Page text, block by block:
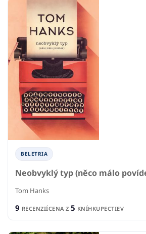
BELETRIA
Neobvyklý typ (něco málo
Tom Hanks
9 RECENZIÍCENA Z 5 KNÍHKUPECTIEV